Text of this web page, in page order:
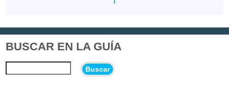
BUSCAR EN LA GUÍA
Buscar